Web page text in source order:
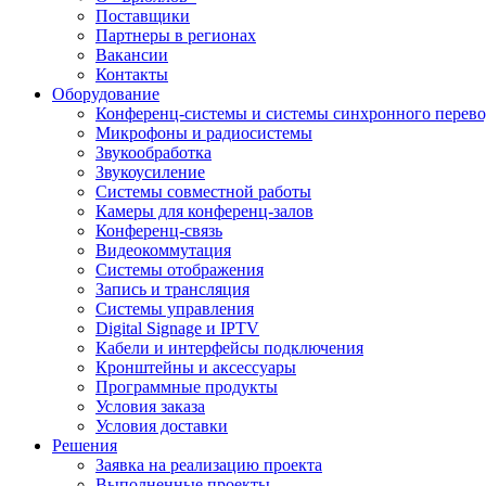
Поставщики
Партнеры в регионах
Вакансии
Контакты
Оборудование
Конференц-системы и системы синхронного
Микрофоны и радиосистемы
Звукообработка
Звукоусиление
Системы совместной работы
Камеры для конференц-залов
Конференц-связь
Видеокоммутация
Системы отображения
Запись и трансляция
Системы управления
Digital Signage и IPTV
Кабели и интерфейсы подключения
Кронштейны и аксессуары
Программные продукты
Условия заказа
Условия доставки
Решения
Заявка на реализацию проекта